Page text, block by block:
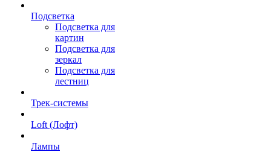
Подсветка
Подсветка для
картин
Подсветка для
зеркал
Подсветка для
лестниц
Трек-системы
Loft (Лофт)
Лампы